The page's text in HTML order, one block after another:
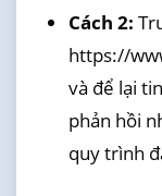
Cách 2:
https://
và để lại
phản hồi
quy trình